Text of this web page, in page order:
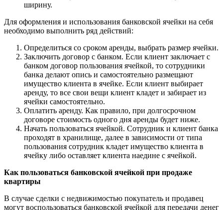
ширину.
Для оформления и использования банковской ячейки на себя
необходимо выполнить ряд действий:
Определиться со сроком аренды, выбрать размер ячейки.
Заключить договор с банком. Если клиент заключает с
банком договор пользования ячейкой, то сотрудники
банка делают опись и самостоятельно размещают
имущество клиента в ячейке. Если клиент выбирает
аренду, то все свои вещи клиент кладет и забирает из
ячейки самостоятельно.
Оплатить аренду. Как правило, при долгосрочном
договоре стоимость одного дня аренды будет ниже.
Начать пользоваться ячейкой. Сотрудник и клиент банка
проходят в хранилище, далее в зависимости от типа
пользования сотрудник кладет имущество клиента в
ячейку либо оставляет клиента наедине с ячейкой.
Как пользоваться банковской ячейкой при продаже
квартиры
В случае сделки с недвижимостью покупатель и продавец
могут воспользоваться банковской ячейкой для передачи денег